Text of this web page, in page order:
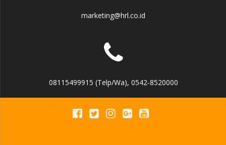
marketing@hrl.co.id
08115499915 (Telp/Wa), 0542-8520000